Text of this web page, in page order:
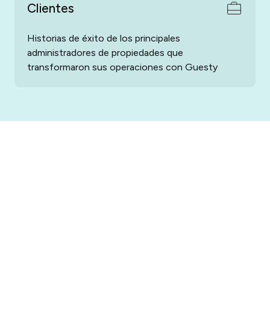
Clientes
Historias de éxito de los principales
administradores de propiedades que
transformaron sus operaciones con Guesty